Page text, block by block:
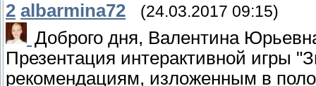
2 albarmina72 (24.03.2017 09:15)
Доброго дня, Валентина
Презентация интерактивной игры
рекомендациям, изложенным в